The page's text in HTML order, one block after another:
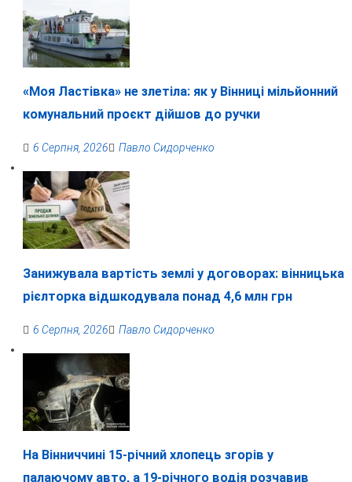
«Моя Ластівка» не злетіла: як у Вінниці мільйонний
комунальний проєкт дійшов до ручки
6 Серпня, 2026 Павло Сидорченко
Занижувала вартість землі у договорах: вінницька
рієлторка відшкодувала понад 4,6 млн грн
6 Серпня, 2026 Павло Сидорченко
На Вінниччині 15-річний хлопець згорів у
палаючому авто, а 19-річного водія розчавив